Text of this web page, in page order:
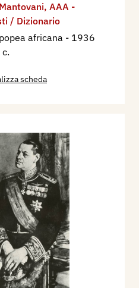
, AAA -
/ Dizionario
africana - 1936
c.
scheda